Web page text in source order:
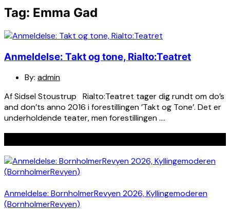
Tag: Emma Gad
Anmeldelse: Takt og tone, Rialto:Teatret
By: admin
Af Sidsel Stoustrup Rialto:Teatret tager dig rundt om do’s
and don’ts anno 2016 i forestillingen ’Takt og Tone’. Det er
underholdende teater, men forestillingen ….
Anmeldelse: BornholmerRevyen 2026, Kyllingemoderen
(BornholmerRevyen)